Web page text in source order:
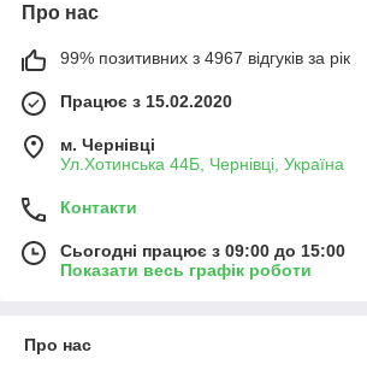
Про нас
99% позитивних з 4967 відгуків за рік
Працює з 15.02.2020
м. Чернівці
Ул.Хотинська 44Б, Чернівці, Україна
Контакти
Сьогодні працює з 09:00 до 15:00
Показати весь графік роботи
Про нас